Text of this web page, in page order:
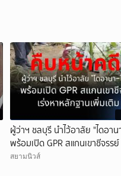
ผู้ว่าฯ ชลบุรี นำไว้อาลัย "ไดอาน
พร้อมเปิด GPR สแกนเขาชีจรรย์
หลักฐานเพิ่มเติม
สยามนิวส์